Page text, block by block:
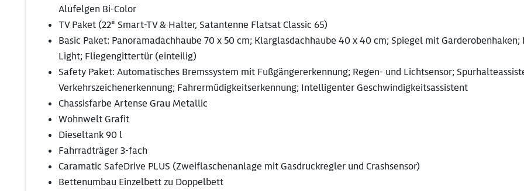
Alufelgen Bi-Color
TV Paket (22" Smart-TV & Halter, Satantenne Flatsat Classic 65)
Basic Paket: Panoramadachhaube 70 x 50 cm; Klarglasdachhaube 40 x 40 cm; Spiegel mit Garderobenhaken;
Light; Fliegengittertür (einteilig)
Safety Paket: Automatisches Bremssystem mit Fußgängererkennung; Regen- und Lichtsensor;
Verkehrszeichenerkennung; Fahrermüdigkeitserkennung; Intelligenter Geschwindigkeitsassistent
Chassisfarbe Artense Grau Metallic
Wohnwelt Grafit
Dieseltank 90 l
Fahrradträger 3-fach
Caramatic SafeDrive PLUS (Zweiflaschenanlage mit Gasdruckregler und Crashsensor)
Bettenumbau Einzelbett zu Doppelbett